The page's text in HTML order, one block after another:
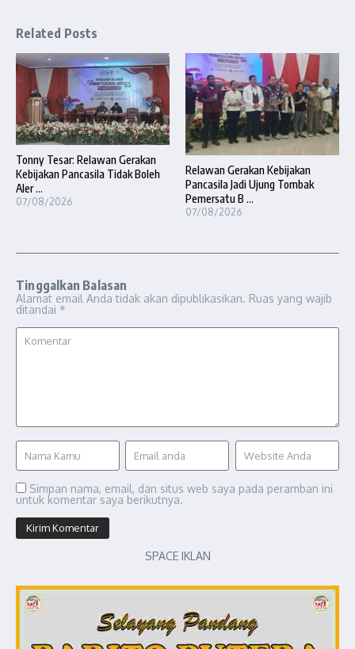
Related Posts
Tonny Tesar: Relawan Gerakan
Kebijakan Pancasila Tidak Boleh
Aler ...
07/08/2026
Relawan Gerakan Kebijakan
Pancasila Jadi Ujung Tombak
Pemersatu B ...
07/08/2026
Tinggalkan Balasan
Alamat email Anda tidak akan dipublikasikan. Ruas yang wajib
ditandai *
Simpan nama, email, dan situs web saya pada peramban ini
untuk komentar saya berikutnya.
SPACE IKLAN